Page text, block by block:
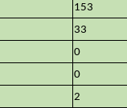
153
33
0
0
2